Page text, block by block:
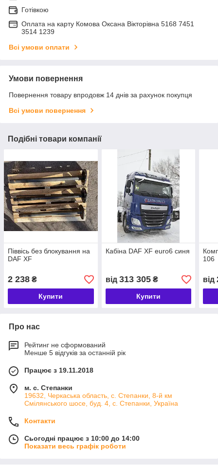
Готівкою
Оплата на карту Комова Оксана Вікторівна 5168 7451
3514 1239
Всі умови оплати
Умови повернення
Повернення товару впродовж 14 днів за рахунок покупця
Всі умови повернення
Подібні товари компанії
Піввісь без блокування на
DAF XF
2 238 ₴
Купити
Кабіна DAF XF euro6 синя
від 313 305₴
Купити
106
від
Про нас
Рейтинг не сформований
Менше 5 відгуків за останній рік
Працює з 19.11.2018
м. с. Степанки
19632, Черкаська область, с. Степанки, 8-й км
Смілянського шосе, буд. 4, с. Степанки, Україна
Контакти
Сьогодні працює з 10:00 до 14:00
Показати весь графік роботи